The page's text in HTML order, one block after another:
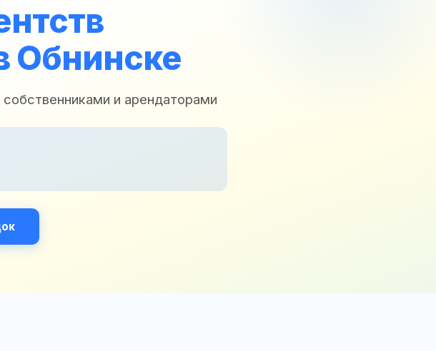
Обнинске
и арендаторами